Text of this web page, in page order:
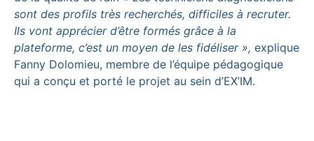
sont des profils très recherchés, difficiles à recruter.
Ils vont apprécier d’être formés grâce à la
plateforme, c’est un moyen de les fidéliser », explique
Fanny Dolomieu, membre de l’équipe pédagogique
qui a conçu et porté le projet au sein d’EX’IM.